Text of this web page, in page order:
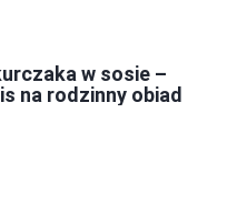
w sosie –
na rodzinny obiad